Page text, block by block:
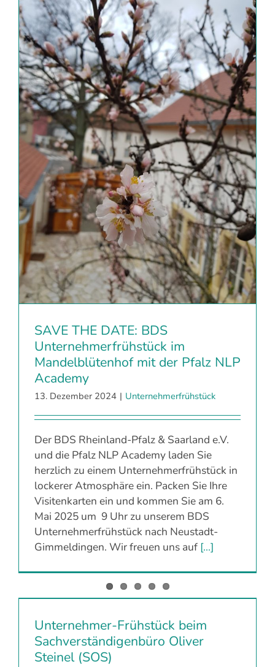
SAVE THE DATE: BDS
Unternehmerfrühstück im
Mandelblütenhof mit der Pfalz NLP
Academy
13. Dezember 2024 | Unternehmerfrühstück
Der BDS Rheinland-Pfalz & Saarland e.V.
und die Pfalz NLP Academy laden Sie
herzlich zu einem Unternehmerfrühstück in
lockerer Atmosphäre ein. Packen Sie Ihre
Visitenkarten ein und kommen Sie am 6.
Mai 2025 um 9 Uhr zu unserem BDS
Unternehmerfrühstück nach Neustadt-
Gimmeldingen. Wir freuen uns auf [...]
Unternehmer-Frühstück beim
Sachverständigenbüro Oliver
Steinel (SOS)